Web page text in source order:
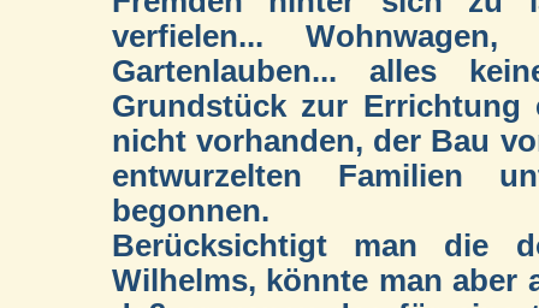
verfielen... Wohnwagen,
Gartenlauben... alles
Grundstück zur Errichtung
nicht vorhanden, der Bau
entwurzelten Familien
begonnen.
Berücksichtigt man die
Wilhelms, könnte man aber